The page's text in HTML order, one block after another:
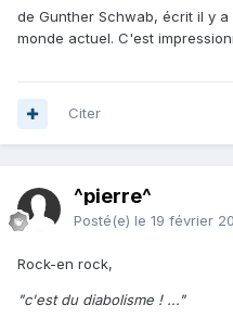
de Gunther Schwab, écrit il y
monde actuel. C'est
Citer
^pierre^
Posté(e) le 19 février
Rock-en rock,
"c'est du diabolisme ! ..."